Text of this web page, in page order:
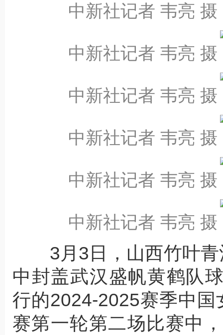
中新社记者 韦亮 摄
中新社记者 韦亮 摄
中新社记者 韦亮 摄
中新社记者 韦亮 摄
中新社记者 韦亮 摄
中新社记者 韦亮 摄
3月3日，山西竹叶青
中封盖武汉盛帆黄鹤队
行的2024-2025赛季中
赛第一轮第二场比赛中